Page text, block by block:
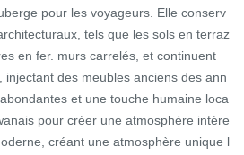
pour les voyageurs. Elle conserv
tels que les sols en terraz
en fer. murs carrelés, et continuent
injectant des meubles anciens des ann
et une touche humaine loca
pour créer une atmosphère intére
créant une atmosphère unique l